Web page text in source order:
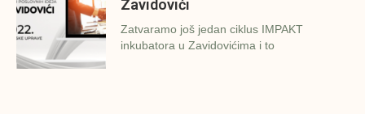
Zavidovići
Zatvaramo još jedan ciklus IMPAKT
inkubatora u Zavidovićima i to